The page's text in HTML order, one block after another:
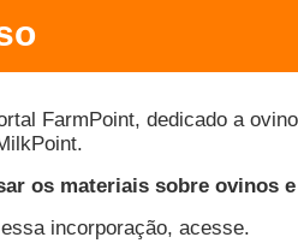
sem creep: custo e lucro
ovinos com um estudo que foi realizado
e Pesquisa em Ovinos e Caprinos
em Pinhais/PR. Nosso objetivo foi
ao pé da mãe em pastagem com e
O manejo para todo o rebanho foi